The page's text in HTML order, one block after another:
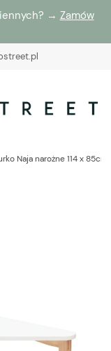
→ Zamów
Naja narożne 114 x 85cm